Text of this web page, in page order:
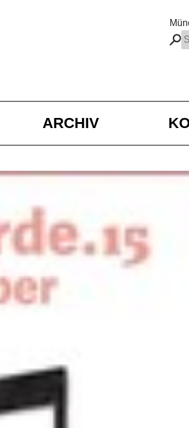
ARCHIV